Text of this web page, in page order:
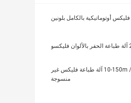
فليكس أوتوماتيكية بالكامل بلونين
فليكسو
10-150m / Min آلة طباعة فليكس غير
منسوجة